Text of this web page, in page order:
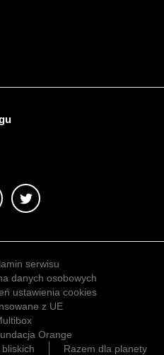
serwisu
danych osobowych
ustawienia cookies
z UE
Orange
Razem dla planety